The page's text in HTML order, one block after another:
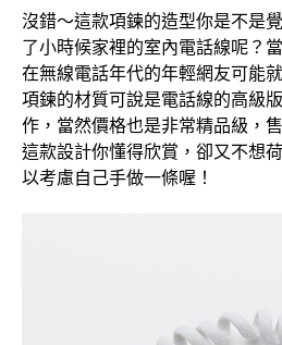
沒錯～這款項鍊的造型你是不是
了小時候家裡的室內電話線呢？
在無線電話年代的年輕網友可能
項鍊的材質可說是電話線的高級
作，當然價格也是非常精品級，
這款設計你懂得欣賞，卻又不想
以考慮自己手做一條喔！